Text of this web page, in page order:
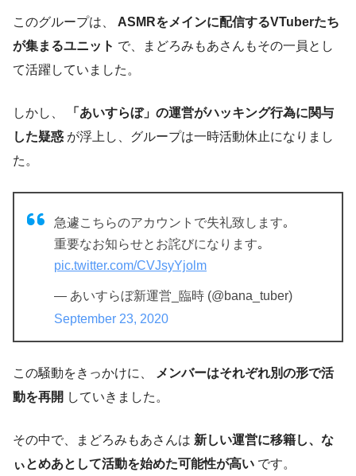
このグループは、 ASMRをメインに配信するVTuberたち
が集まるユニット で、まどろみもあさんもその一員とし
て活躍していました。
しかし、
「あいすらぼ」の運営がハッキング行為に関与
した疑惑 が浮上し、グループは一時活動休止になりまし
た。
急遽こちらのアカウントで失礼致します｡
重要なお知らせとお詫びになります｡
pic.twitter.com/CVJsyYjolm
— あいすらぼ新運営_臨時 (@bana_tuber)
September 23, 2020
この騒動をきっかけに、
メンバーはそれぞれ別の形で活
動を再開 していきました。
その中で、まどろみもあさんは 新しい運営に移籍し、な
ぃとめあとして活動を始めた可能性が高い です。